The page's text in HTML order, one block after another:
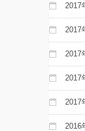
2017
2017
2017
2017
2017
2016